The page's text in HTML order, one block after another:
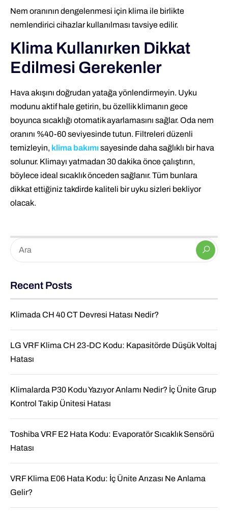
Nem oranının dengelenmesi için klima ile birlikte
nemlendirici cihazlar kullanılması tavsiye edilir.
Klima Kullanırken Dikkat
Edilmesi Gerekenler
Hava akışını doğrudan yatağa yönlendirmeyin. Uyku
modunu aktif hale getirin, bu özellik klimanın gece
boyunca sıcaklığı otomatik ayarlamasını sağlar. Oda nem
oranını %40-60 seviyesinde tutun. Filtreleri düzenli
temizleyin, klima bakımısayesinde daha sağlıklı bir hava
solunur. Klimayı yatmadan 30 dakika önce çalıştırın,
böylece ideal sıcaklık önceden sağlanır. Tüm bunlara
dikkat ettiğiniz takdirde kaliteli bir uyku sizleri bekliyor
olacak.
Recent Posts
Klimada CH 40 CT Devresi Hatası Nedir?
LG VRF Klima CH 23-DC Kodu: Kapasitörde Düşük Voltaj
Hatası
Klimalarda P30 Kodu Yazıyor Anlamı Nedir? İç Ünite Grup
Kontrol Takip Ünitesi Hatası
Toshiba VRF E2 Hata Kodu: Evaporatör Sıcaklık Sensörü
Hatası
VRF Klima E06 Hata Kodu: İç Ünite Arızası Ne Anlama
Gelir?